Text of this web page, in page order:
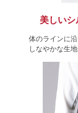
美しい
体のラインに
しなやかな生